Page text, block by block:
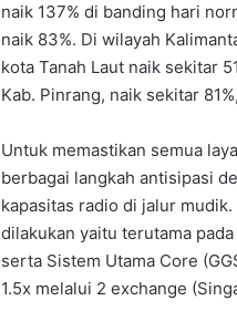
naik 137% di banding hari
naik 83%. Di wilayah
kota Tanah Laut naik sekitar
Kab. Pinrang, naik sekitar
Untuk memastikan semua
berbagai langkah antisipasi
kapasitas radio di jalur
dilakukan yaitu terutama
serta Sistem Utama Core
1.5x melalui 2 exchange